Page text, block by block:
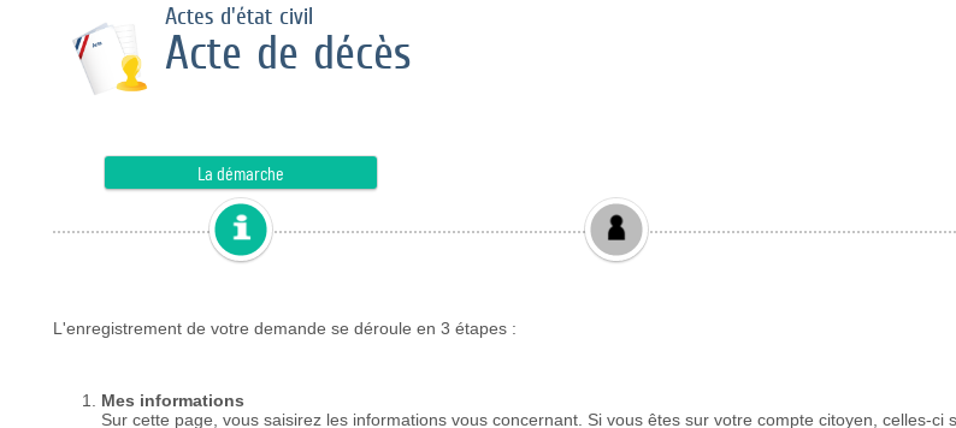
Actes d'état civil
Acte de décès
La démarche